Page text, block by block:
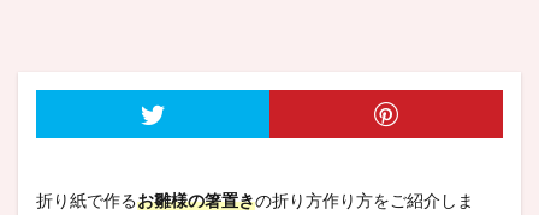
折り紙で作るお雛様の箸置きの折り方作り方をご紹介しま